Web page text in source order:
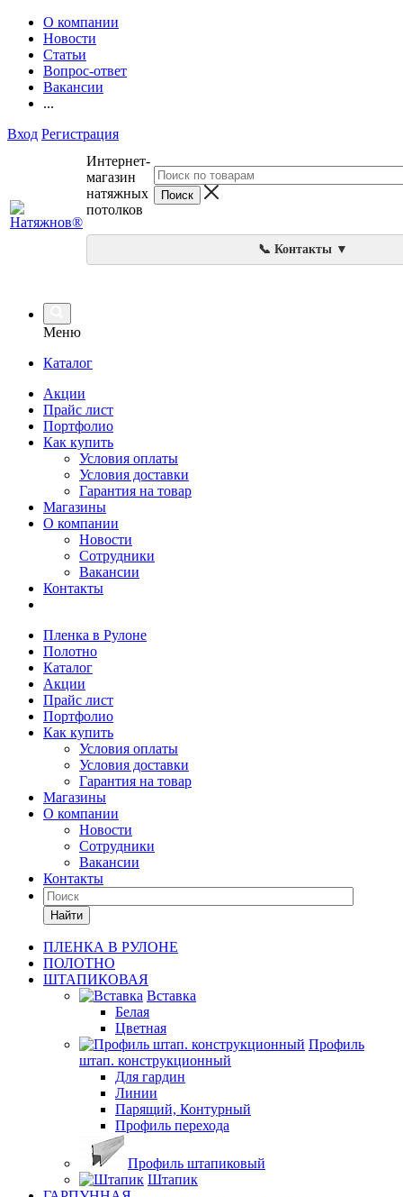
О компании
Новости
Статьи
Вопрос-ответ
Вакансии
...
Вход Регистрация
Интернет-
магазин
натяжных
потолков
📞 Контакты ▼
Меню
Каталог
Акции
Прайс лист
Портфолио
Как купить
Условия оплаты
Условия доставки
Гарантия на товар
Магазины
О компании
Новости
Сотрудники
Вакансии
Контакты
Пленка в Рулоне
Полотно
Каталог
Акции
Прайс лист
Портфолио
Как купить
Условия оплаты
Условия доставки
Гарантия на товар
Магазины
О компании
Новости
Сотрудники
Вакансии
Контакты
Найти
ПЛЕНКА В РУЛОНЕ
ПОЛОТНО
ШТАПИКОВАЯ
Вставка
Белая
Цветная
Профиль
штап. конструкционный
Для гардин
Линии
Парящий, Контурный
Профиль перехода
Профиль штапиковый
Штапик